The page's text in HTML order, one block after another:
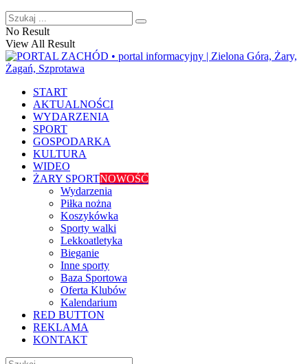
No Result
View All Result
START
AKTUALNOŚCI
WYDARZENIA
SPORT
GOSPODARKA
KULTURA
WIDEO
ŻARY SPORTNOWOŚĆ
Wydarzenia
Piłka nożna
Koszykówka
Sporty walki
Lekkoatletyka
Bieganie
Inne sporty
Baza Sportowa
Oferta Klubów
Kalendarium
RED BUTTON
REKLAMA
KONTAKT